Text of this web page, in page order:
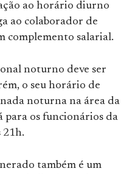
ao horário diurno
ao colaborador de
complemento salarial.
noturno deve ser
o seu horário de
noturna na área da
para os funcionários da
21h.
também é um